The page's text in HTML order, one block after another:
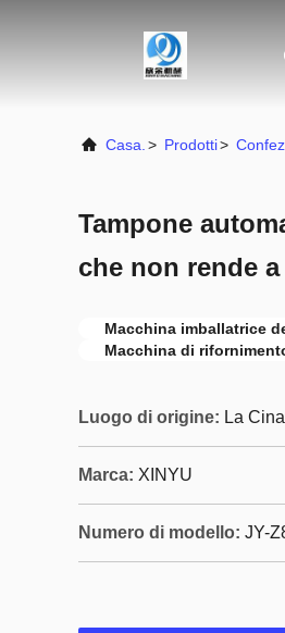
Casa. > Prodotti>
Tampone
che non rende
Macchina imballatrice
Macchina di
Luogo di origine: La Cina
Marca: XINYU
Numero di modello: JY-